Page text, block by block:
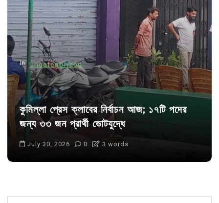
t
i
o
n
In Uncategorized
কুমিল্লা প্রেস ক্লাবের নির্বাচন আজ; ১৭টি পদের
জন্য ৩৩ জন প্রার্থী ভোটযুদ্ধে
July 30, 2026 0 3 words